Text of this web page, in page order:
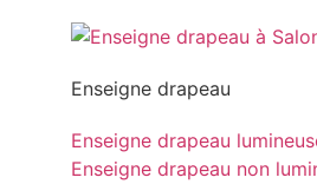
Enseigne drapeau
Enseigne drapeau
Enseigne drapeau non